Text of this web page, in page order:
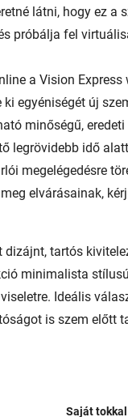
látni, hogy ez a
próbálja fel
a Vision
egyéniségét új
minőségű,
legrövidebb idő
megelégedésre
elvárásainak,
dizájnt, tartós
minimalista
Ideális
is szem előtt
Saját tokkal